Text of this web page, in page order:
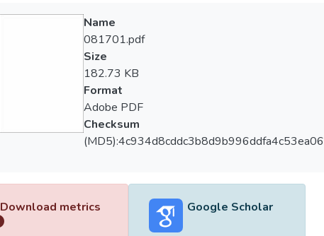
Name
081701.pdf
Size
182.73 KB
Format
Adobe PDF
Checksum
(MD5):4c934d8cddc3b8d9b996ddfa4c53ea06
Download metrics Google Scholar